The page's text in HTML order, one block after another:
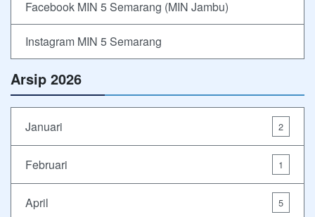
Facebook MIN 5 Semarang (MIN Jambu)
Instagram MIN 5 Semarang
Arsip 2026
Januari 2
Februari 1
April 5